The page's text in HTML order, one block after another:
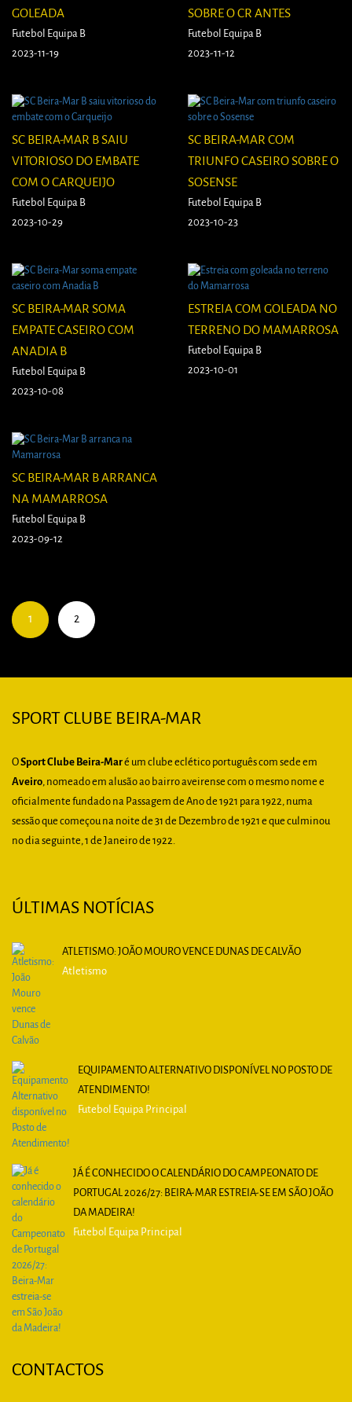
GOLEADA
Futebol Equipa B
2023-11-19
SOBRE O CR ANTES
Futebol Equipa B
2023-11-12
SC BEIRA-MAR B SAIU
VITORIOSO DO EMBATE
COM O CARQUEIJO
Futebol Equipa B
2023-10-29
SC BEIRA-MAR COM
TRIUNFO CASEIRO SOBRE O
SOSENSE
Futebol Equipa B
2023-10-23
SC BEIRA-MAR SOMA
EMPATE CASEIRO COM
ANADIA B
Futebol Equipa B
2023-10-08
ESTREIA COM GOLEADA NO
TERRENO DO MAMARROSA
Futebol Equipa B
2023-10-01
SC BEIRA-MAR B ARRANCA
NA MAMARROSA
Futebol Equipa B
2023-09-12
1 2
SPORT CLUBE BEIRA-MAR
OSport Clube Beira-Maré um clube eclético português com sede em
Aveiro, nomeado em alusão ao bairro aveirense com o mesmo nome e
oficialmente fundado na Passagem de Ano de 1921 para 1922, numa
sessão que começou na noite de 31 de Dezembro de 1921 e que culminou
no dia seguinte, 1 de Janeiro de 1922.
ÚLTIMAS NOTÍCIAS
ATLETISMO: JOÃO MOURO VENCE DUNAS DE CALVÃO
Atletismo
EQUIPAMENTO ALTERNATIVO DISPONÍVEL NO POSTO DE
ATENDIMENTO!
Futebol Equipa Principal
JÁ É CONHECIDO O CALENDÁRIO DO CAMPEONATO DE
PORTUGAL 2026/27: BEIRA-MAR ESTREIA-SE EM SÃO JOÃO
DA MADEIRA!
Futebol Equipa Principal
CONTACTOS